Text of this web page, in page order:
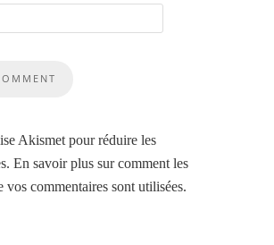
Akismet pour réduire les
En savoir plus sur comment les
vos commentaires sont utilisées.